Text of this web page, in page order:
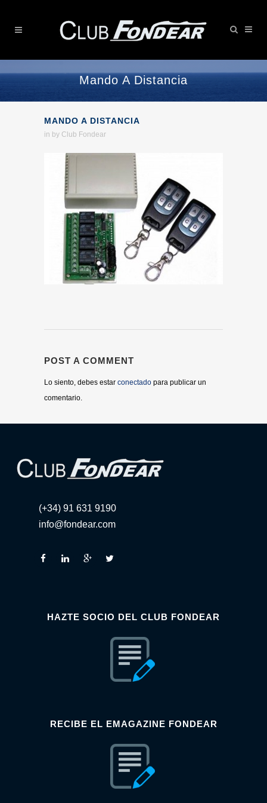
Mando A Distancia
MANDO A DISTANCIA
in by Club Fondear
POST A COMMENT
Lo siento, debes estar conectado para publicar un
comentario.
(+34) 91 631 9190
info@fondear.com
HAZTE SOCIO DEL CLUB FONDEAR
RECIBE EL EMAGAZINE FONDEAR